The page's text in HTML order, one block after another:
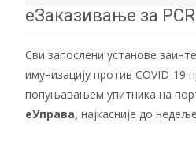
еЗаказивање за
Сви запослени установе
имунизацију против COVID-19
попуњавањем упитника на
еУправа, најкасније до